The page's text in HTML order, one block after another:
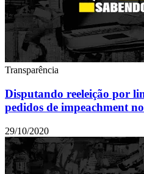
Transparência
Disputando reeleição por
pedidos de impeachment
29/10/2020